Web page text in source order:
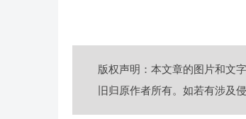
版权声明：本文章的图片和文
旧归原作者所有。如若有涉及